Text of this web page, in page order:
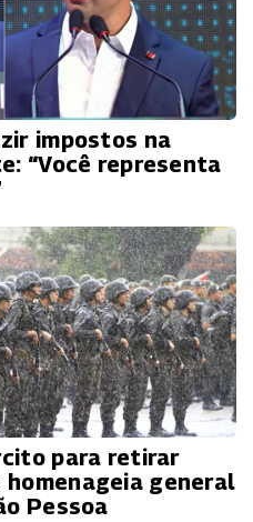
impostos na
“Você representa
para retirar
general
Pessoa